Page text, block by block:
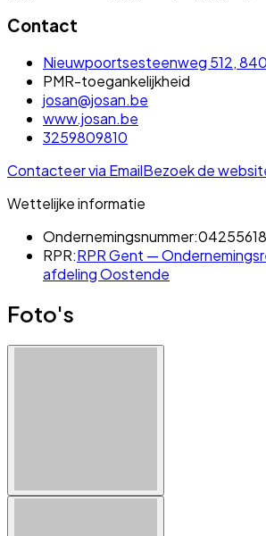
Contact
Nieuwpoortsesteenweg 512,
PMR-toegankelijkheid
josan@josan.be
www.josan.be
3259809810
Contacteer via EmailBezoek de
Wettelijke informatie
Ondernemingsnummer:
RPR:RPR Gent —
afdeling Oostende
Foto's